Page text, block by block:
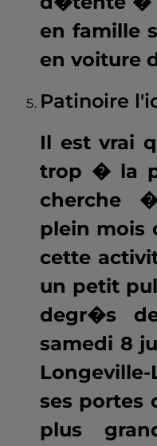
en famille
en voiture
Patinoire
Il est vrai
trop � la
cherche
plein mois
cette
un petit
degr�s
samedi 8
ses
plus